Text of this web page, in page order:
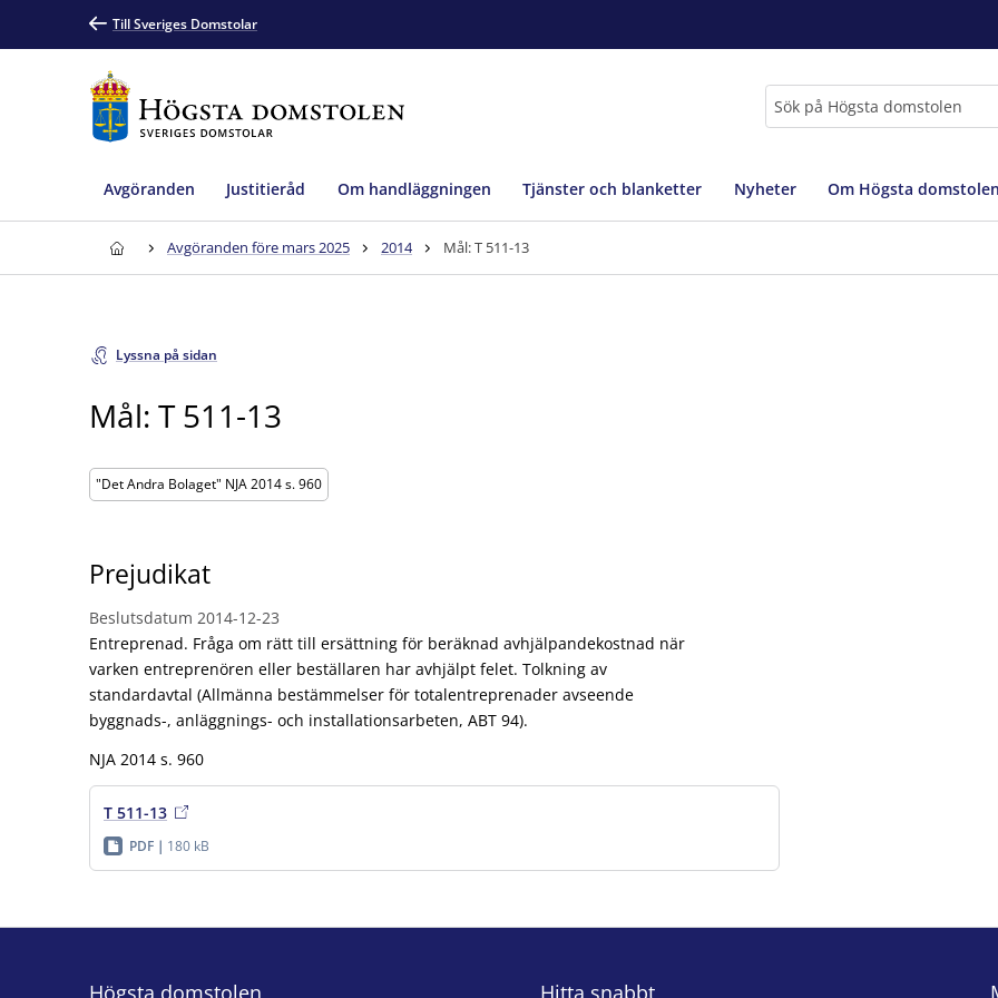
Till Sveriges Domstolar
Avgöranden Justitieråd Om handläggningen Tjänster och blanketter Nyheter Om Högsta domstolen
Avgöranden före mars 2025 2014 Mål: T 511-13
Lyssna på sidan
Mål: T 511-13
"Det Andra Bolaget" NJA 2014 s. 960
Prejudikat
Beslutsdatum 2014-12-23
Entreprenad. Fråga om rätt till ersättning för beräknad avhjälpandekostnad när
varken entreprenören eller beställaren har avhjälpt felet. Tolkning av
standardavtal (Allmänna bestämmelser för totalentreprenader avseende
byggnads-, anläggnings- och installationsarbeten, ABT 94).
NJA 2014 s. 960
T 511-13
PDF 180 kB
Högsta domstolen Hitta snabbt